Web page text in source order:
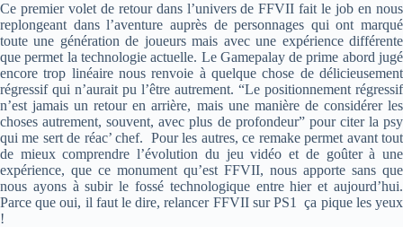
Ce premier volet de retour dans l’univers de FFVII fait le job en nous
replongeant dans l’aventure auprès de personnages qui ont marqué
toute une génération de joueurs mais avec une expérience différente
que permet la technologie actuelle. Le Gamepalay de prime abord jugé
encore trop linéaire nous renvoie à quelque chose de délicieusement
régressif qui n’aurait pu l’être autrement. “Le positionnement régressif
n’est jamais un retour en arrière, mais une manière de considérer les
choses autrement, souvent, avec plus de profondeur” pour citer la psy
qui me sert de réac’ chef. Pour les autres, ce remake permet avant tout
de mieux comprendre l’évolution du jeu vidéo et de goûter à une
expérience, que ce monument qu’est FFVII, nous apporte sans que
nous ayons à subir le fossé technologique entre hier et aujourd’hui.
Parce que oui, il faut le dire, relancer FFVII sur PS1 ça pique les yeux
!